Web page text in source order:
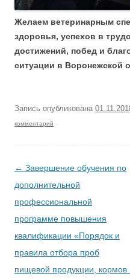
Желаем ветеринарным
здоровья, успехов в
достижений, побед и
ситуации в Воронежской
Запись опубликована
комментарий
Навигация по записям
← Завершение обучения по
дополнительной
профессиональной
программе повышения
квалификации «Порядок и
правила отбора проб
пищевой продукции, кормов